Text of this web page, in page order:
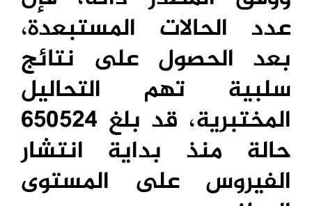
عدد الحالات المستبعدة،
بعد الحصول على نتائج
سلبية تهم التحاليل
المختبرية، قد بلغ 650524
حالة منذ بداية انتشار
الفيروس على المستوى